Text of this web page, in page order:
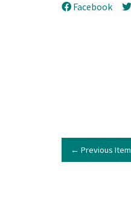
Facebook
← Previous Item